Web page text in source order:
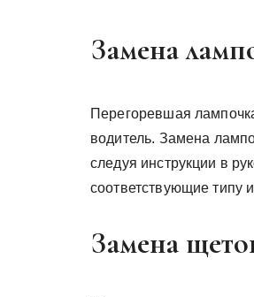
Замена
Перегоревшая
водитель. Замена
следуя инструкции в
соответствующие типу
Замена